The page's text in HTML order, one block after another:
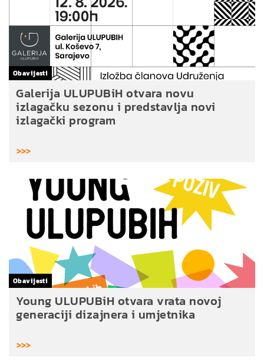
Obavijesti
Galerija ULUPUBiH otvara novu
izlagačku sezonu i predstavlja novi
izlagački program
>>>
Obavijesti
Young ULUPUBiH otvara vrata novoj
generaciji dizajnera i umjetnika
>>>